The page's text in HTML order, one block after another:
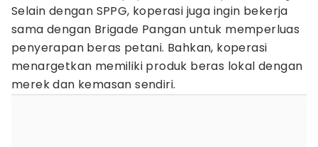
Selain dengan SPPG, koperasi juga ingin bekerja
sama dengan Brigade Pangan untuk memperluas
penyerapan beras petani. Bahkan, koperasi
menargetkan memiliki produk beras lokal dengan
merek dan kemasan sendiri.